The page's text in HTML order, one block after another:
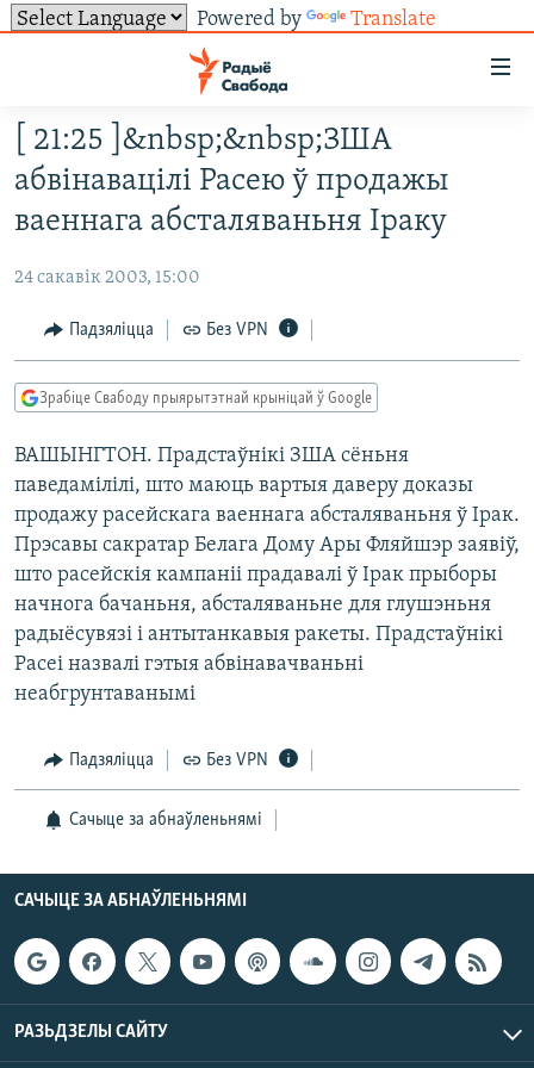
Powered by Translate
ўнівэрсальнага
доступу
Перайсьці
да
галоўнага
Перайсьці
галоўнай
Перайсьці
пошуку
НАВІНЫ
ЛЮДЗІ
ПАЛІТЫКА
ВАЙНА
БЕЛАРУСЫ НА ВАЙНЕ
КУЛЬТУРА
КАЛЯНДАР
ТОЛЬКІ НА СВАБОДЗЕ
БЛОГІ
ГІСТОРЫЯ НА СВАБОДЗЕ
КНІГІ
АЎДЫЁКНІГІ
МОВА
НА ХВАЛЯХ СВАБОДЫ
АБЫСЬЦІ БЛЯКАВАНЬНЕ
ПАДЗЯЛІЦЦА ІНФАРМАЦЫЯЙ
ПАДПІСАЦЦА
RSS
FACEBOOK
TWITTER
Усе сайты РС/РСЭ
[ 21:25 ]&nbsp;&nbsp;ЗША
абвінавацілі Расею ў продажы
ваеннага абсталяваньня Іраку
24 сакавік 2003, 15:00
Падзяліцца Без VPN
Зрабіце Свабоду прыярытэтнай крыніцай ў Google
ВАШЫНГТОН. Прадстаўнiкi ЗША сёньня
паведамiлiлi, што маюць вартыя даверу доказы
продажу расейскага ваеннага абсталяваньня ў Ірак.
Прэсавы сакратар Белага Дому Ары Фляйшэр заявiў,
што расейскiя кампанii прадавалi ў Ірак прыборы
начнога бачаньня, абсталяваньне для глушэньня
радыёсувязi i антытанкавыя ракеты. Прадстаўнiкi
Расеi назвалi гэтыя абвiнавачваньнi
неабгрунтаванымi
Падзяліцца Без VPN
Сачыце за абнаўленьнямі
САЧЫЦЕ ЗА АБНАЎЛЕНЬНЯМІ
РАЗЬДЗЕЛЫ САЙТУ